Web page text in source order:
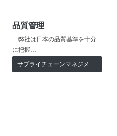
品質管理
弊社は日本の品質基準を十分
に把握…
サプライチェーンマネジメント